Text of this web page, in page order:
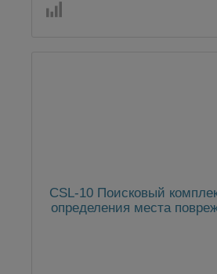
CSL-10 Поисковый
определения места